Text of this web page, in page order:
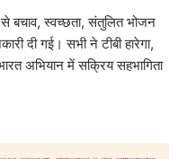
से बचाव, स्वच्छता, संतुलित भोजन
दी गई। सभी ने टीबी हारेगा,
अभियान में सक्रिय सहभागिता